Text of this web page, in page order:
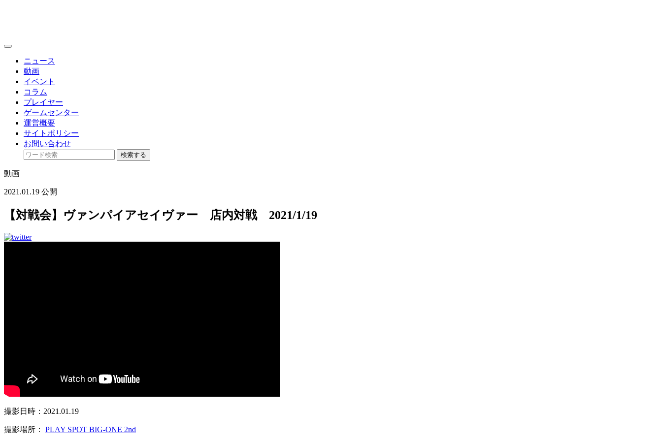
toggle
ニュース
動画
イベント
コラム
プレイヤー
ゲームセンター
運営概要
サイトポリシー
お問い合わせ
検索する
動画
2021.01.19 公開
【対戦会】ヴァンパイアセイヴァー 店内対戦 2021/1/19
撮影日時：2021.01.19
撮影場所： PLAY SPOT BIG-ONE 2nd